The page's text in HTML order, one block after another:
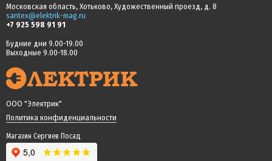
Московская область, Хотьково, Художественный проезд, д. 8
santex@elektrik-mag.ru
+7 925 598 91 91
Будние дни 9.00-19.00
Выходные 9.00-18.00
ООО "Электрик"
Политика конфиденциальности
Магазин Сергиев Посад